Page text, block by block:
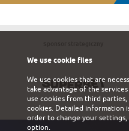
We use cookie files
We use cookies that are
take advantage of the
use cookies from third
cookies. Detailed information
order to change your
option.